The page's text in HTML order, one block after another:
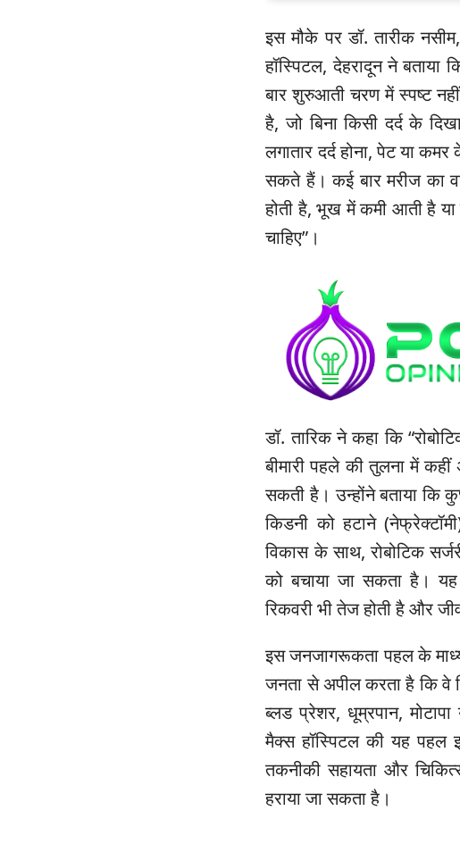
इस मौके पर डॉ. तारीक
हॉस्पिटल, देहरादून ने
बार शुरुआती चरण में स्पष्ट
है, जो बिना किसी दर्द के
लगातार दर्द होना, पेट या
सकते हैं। कई बार मरीज का
होती है, भूख में कमी आती है
चाहिए”।
डॉ. तारिक ने कहा कि
बीमारी पहले की तुलना में
सकती है। उन्होंने बताया कि
किडनी को हटाने
विकास के साथ, रोबोटिक
को बचाया जा सकता है।
रिकवरी भी तेज होती है और
इस जनजागरूकता पहल के
जनता से अपील करता है कि वे
ब्लड प्रेशर, धूम्रपान,
मैक्स हॉस्पिटल की यह पहल
तकनीकी सहायता और
हराया जा सकता है।